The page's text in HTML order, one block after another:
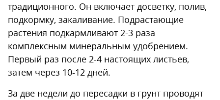
традиционного. Он включает досветку, полив,
подкормку, закаливание. Подрастающие
растения подкармливают 2-3 раза
комплексным минеральным удобрением.
Первый раз после 2-4 настоящих листьев,
затем через 10-12 дней.
За две недели до пересадки в грунт проводят